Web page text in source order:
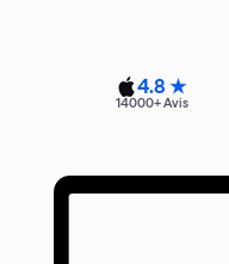
4.8 ★
14000+ Avis